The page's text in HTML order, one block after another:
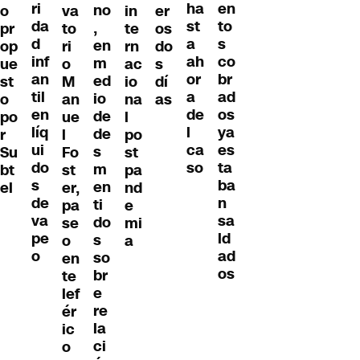
o
pr
op
ue
st
o
po
r
Su
bt
el
ri
da
d
inf
an
til
en
líq
ui
do
s
de
va
pe
o
va
to
ri
o
M
an
ue
l
Fo
st
er,
pa
se
o
en
te
lef
ér
ic
o
no
,
en
m
ed
io
de
de
s
m
en
ti
do
s
so
br
e
re
la
ci
in
te
rn
ac
io
na
l
po
st
pa
nd
e
mi
a
er
os
do
s
dí
as
ha
st
a
ah
or
a
de
l
ca
so
en
to
s
co
br
ad
os
ya
es
ta
ba
n
sa
ld
ad
os